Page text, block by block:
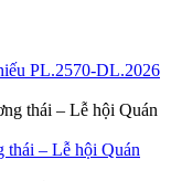
PL.2570-DL.2026
thái – Lễ hội Quán